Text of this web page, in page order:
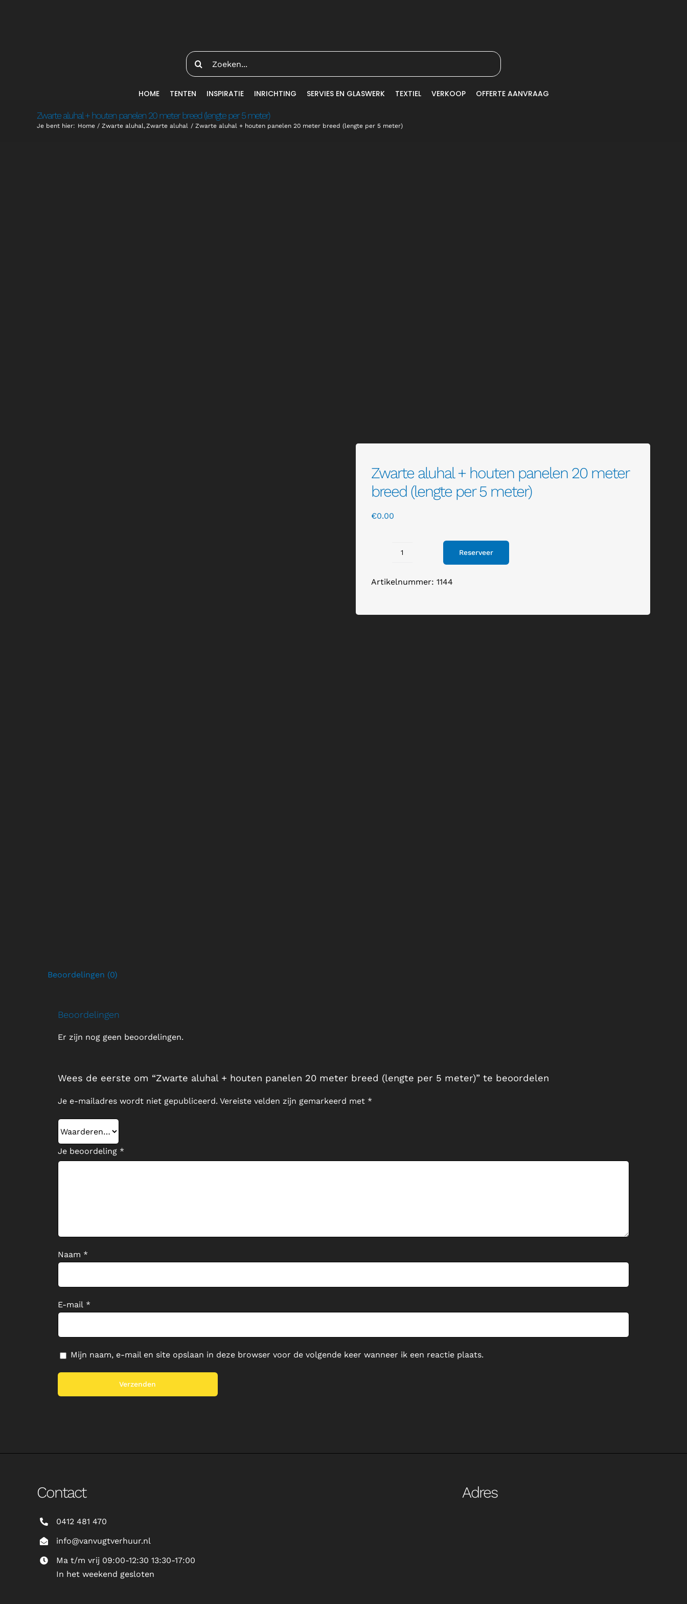
Zoeken
naar:
HOME TENTEN INSPIRATIE INRICHTING SERVIES EN GLASWERK TEXTIEL VERKOOP OFFERTE AANVRAAG
Zwarte aluhal + houten panelen 20 meter breed (lengte per 5 meter)
Je bent hier: Home Zwarte aluhal Zwarte aluhal Zwarte aluhal + houten panelen 20 meter breed (lengte per 5 meter)
Zwarte aluhal + houten panelen 20 meter
breed (lengte per 5 meter)
€0.00
+
panelen
Reserveer
Artikelnummer: 1144
Beoordelingen (0)
Beoordelingen
Er zijn nog geen beoordelingen.
Wees de eerste om “Zwarte aluhal + houten panelen 20 meter breed (lengte per 5 meter)” te beoordelen
Je e-mailadres wordt niet gepubliceerd. Vereiste velden zijn gemarkeerd met *
Je beoordeling *
Naam *
E-mail *
Mijn naam, e-mail en site opslaan in deze browser voor de volgende keer wanneer ik een reactie plaats.
Contact
0412 481 470
info@vanvugtverhuur.nl
Ma t/m vrij 09:00-12:30 13:30-17:00
In het weekend gesloten
Adres